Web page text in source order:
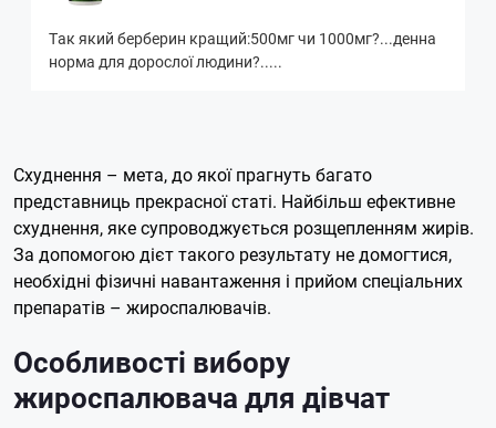
Так який берберин кращий:500мг чи 1000мг?...денна
норма для дорослої людини?.....
Схуднення – мета, до якої прагнуть багато
представниць прекрасної статі. Найбільш ефективне
схуднення, яке супроводжується розщепленням жирів.
За допомогою дієт такого результату не домогтися,
необхідні фізичні навантаження і прийом спеціальних
препаратів – жироспалювачів.
Особливості вибору
жироспалювача для дівчат